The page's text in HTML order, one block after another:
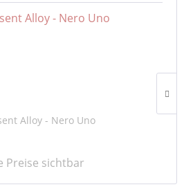
Alloy - Nero Uno
Preise sichtbar